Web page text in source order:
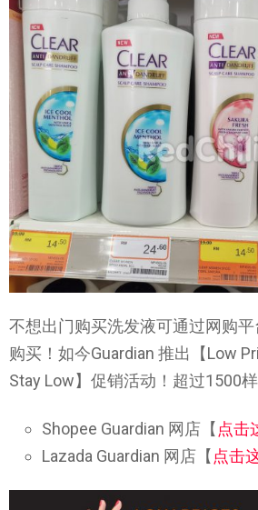
不想出门购买洗发液可通过网购
购买！如今Guardian 推出【Low
Stay Low】促销活动！超过1500
Shopee Guardian 网店【点击
Lazada Guardian 网店【点击